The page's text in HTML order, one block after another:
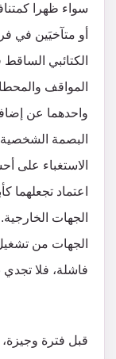
سواء ظهرا
أو متآخيَين في
الكتائبي
المواقف
واحدهما عن
البصمة الشخصية
الاستغباء على
اعتماد
الجهات
الجهات من
فاشلة، فلا تجدي
قبل فترة